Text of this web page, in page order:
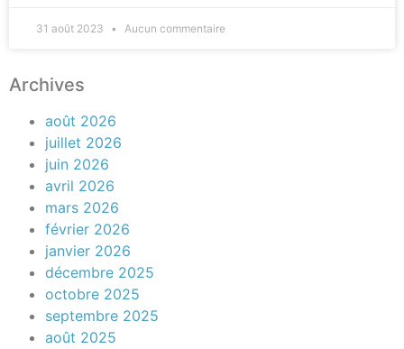
31 août 2023 Aucun commentaire
Archives
août 2026
juillet 2026
juin 2026
avril 2026
mars 2026
février 2026
janvier 2026
décembre 2025
octobre 2025
septembre 2025
août 2025